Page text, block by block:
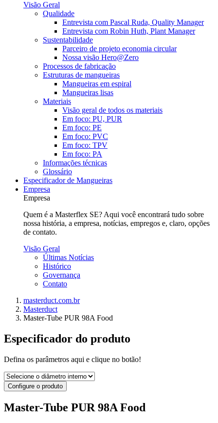
Visão Geral
Qualidade
Entrevista com Pascal Ruda, Quality Manager
Entrevista com Robin Huth, Plant Manager
Sustentabilidade
Parceiro de projeto economia circular
Nossa visão Hero@Zero
Processos de fabricação
Estruturas de mangueiras
Mangueiras em espiral
Mangueiras lisas
Materiais
Visão geral de todos os materiais
Em foco: PU, PUR
Em foco: PE
Em foco: PVC
Em foco: TPV
Em foco: PA
Informações técnicas
Glossário
Especificador de Mangueiras
Empresa
Empresa
Quem é a Masterflex SE? Aqui você encontrará tudo sobre
nossa história, a empresa, notícias, empregos e, claro, opções
de contato.
Visão Geral
Últimas Notícias
Histórico
Governança
Contato
masterduct.com.br
Masterduct
Master-Tube PUR 98A Food
Especificador do produto
Defina os parâmetros aqui e clique no botão!
Configure o produto
Master-Tube PUR 98A Food